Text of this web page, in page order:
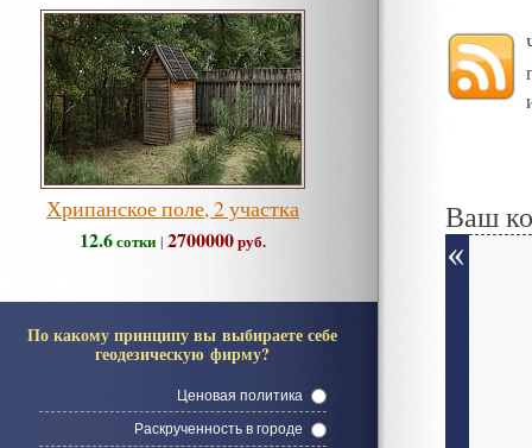
Хрипанское поле, 2 участка
12.6сотки | 2700000руб.
По какому принципу вы выбираете себе
геодезическую фирму?
Ценовая политика
Раскрученность в городе
Ваш